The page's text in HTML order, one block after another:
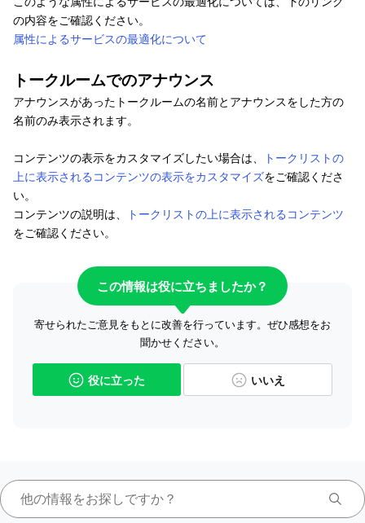
の内容をご確認ください。
属性によるサービスの最適化について
トークルームでのアナウンス
アナウンスがあったトークルームの名前とアナウンスをした方の
名前のみ表示されます。
コンテンツの表示をカスタマイズしたい場合は、
トークリストの
上に表示されるコンテンツの表示をカスタマイズをご確認くださ
い。
コンテンツの説明は、
トークリストの上に表示されるコンテンツ
をご確認ください。
この情報は役に立ちましたか？
寄せられたご意見をもとに改善を行っています。ぜひ感想をお
聞かせください。
役に立った いいえ